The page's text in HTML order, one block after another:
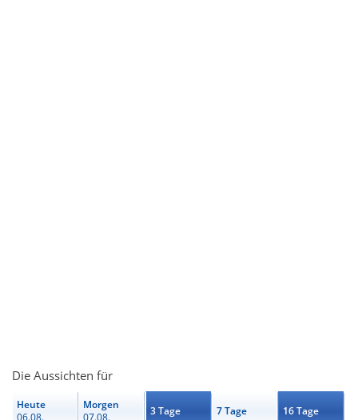
Die Aussichten für
Heute
Morgen
3 Tage 7 Tage 16 Tage